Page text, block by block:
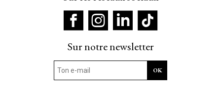
Sur notre newsletter